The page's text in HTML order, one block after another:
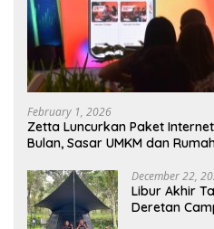
February 1, 2026
Zetta Luncurkan Paket
Bulan, Sasar UMKM dan
December 22,
Libur Akhir
Deretan